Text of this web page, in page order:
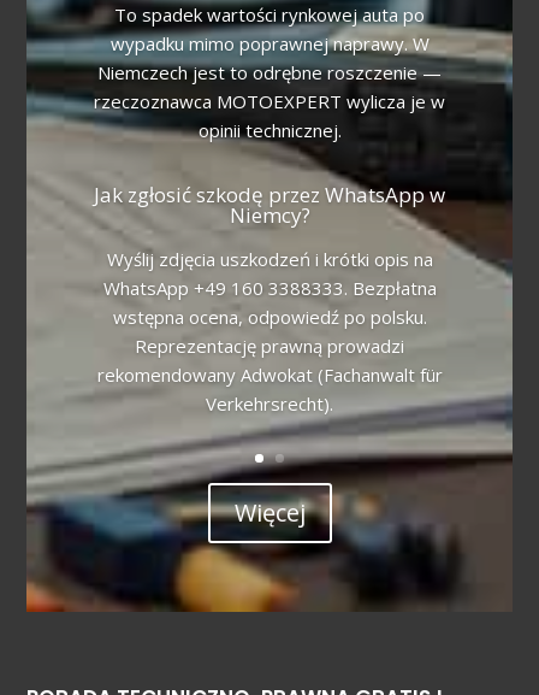
To spadek wartości rynkowej auta po
wypadku mimo poprawnej naprawy. W
Niemczech jest to odrębne roszczenie —
rzeczoznawca MOTOEXPERT wylicza je w
opinii technicznej.
Jak zgłosić szkodę przez WhatsApp w
Niemcy?
Wyślij zdjęcia uszkodzeń i krótki opis na
WhatsApp +49 160 3388333. Bezpłatna
wstępna ocena, odpowiedź po polsku.
Reprezentację prawną prowadzi
rekomendowany Adwokat (Fachanwalt für
Verkehrsrecht).
Więcej